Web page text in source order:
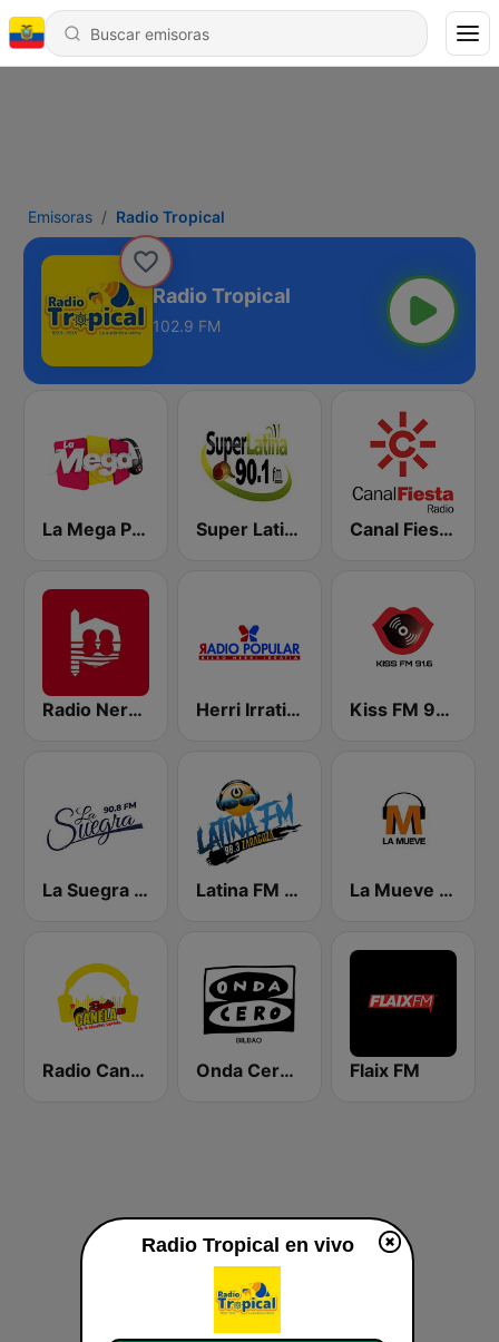
Emisoras Radio Tropical
Radio Tropical
102.9 FM
La Mega Pais Vasco Super Latina Madrid Canal Fiesta Radio
Radio Nervion Herri Irratia - Radio Popular Kiss FM 91.6
La Suegra FM Latina FM Zaragoza La Mueve FM
Radio Canela Madrid Onda Cero Bilbao Flaix FM
Radio Tropical en vivo